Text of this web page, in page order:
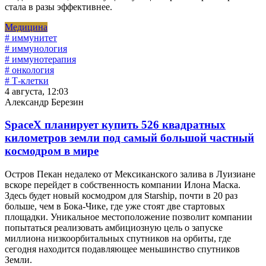
стала в разы эффективнее.
Медицина
# иммунитет
# иммунология
# иммунотерапия
# онкология
# Т-клетки
4 августа, 12:03
Александр Березин
SpaceX планирует купить 526 квадратных
километров земли под самый большой частный
космодром в мире
Остров Пекан недалеко от Мексиканского залива в Луизиане
вскоре перейдет в собственность компании Илона Маска.
Здесь будет новый космодром для Starship, почти в 20 раз
больше, чем в Бока-Чике, где уже стоят две стартовых
площадки. Уникальное местоположение позволит компании
попытаться реализовать амбициозную цель о запуске
миллиона низкоорбитальных спутников на орбиты, где
сегодня находится подавляющее меньшинство спутников
Земли.